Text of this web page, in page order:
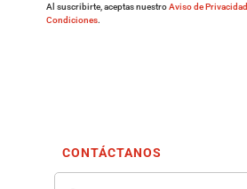
Al suscribirte, aceptas nuestroAviso de Privacidad
Condiciones.
CONTÁCTANOS